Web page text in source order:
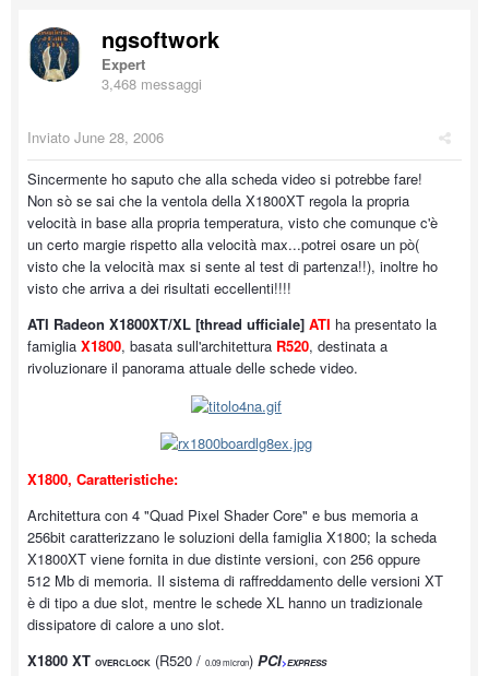
ngsoftwork
Expert
3,468 messaggi
Inviato June 28, 2006
Sincermente ho saputo che alla scheda video si potrebbe fare!
Non sò se sai che la ventola della X1800XT regola la propria
velocità in base alla propria temperatura, visto che comunque c'è
un certo margie rispetto alla velocità max...potrei osare un pò(
visto che la velocità max si sente al test di partenza!!), inoltre ho
visto che arriva a dei risultati eccellenti!!!!
ATI Radeon X1800XT/XL [thread ufficiale] ATI ha presentato la
famiglia X1800, basata sull'architettura R520, destinata a
rivoluzionare il panorama attuale delle schede video.
X1800, Caratteristiche:
Architettura con 4 "Quad Pixel Shader Core" e bus memoria a
256bit caratterizzano le soluzioni della famiglia X1800; la scheda
X1800XT viene fornita in due distinte versioni, con 256 oppure
512 Mb di memoria. Il sistema di raffreddamento delle versioni XT
è di tipo a due slot, mentre le schede XL hanno un tradizionale
dissipatore di calore a uno slot.
X1800 XT OVERCLOCK (R520 / 0.09 micron) PCI>EXPRESS